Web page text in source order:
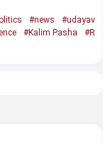
#news
#udayav
#Kalim Pasha
#R